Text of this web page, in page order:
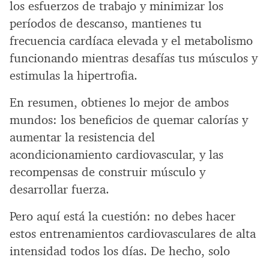
los esfuerzos de trabajo y minimizar los
períodos de descanso, mantienes tu
frecuencia cardíaca elevada y el metabolismo
funcionando mientras desafías tus músculos y
estimulas la hipertrofia.
En resumen, obtienes lo mejor de ambos
mundos: los beneficios de quemar calorías y
aumentar la resistencia del
acondicionamiento cardiovascular, y las
recompensas de construir músculo y
desarrollar fuerza.
Pero aquí está la cuestión: no debes hacer
estos entrenamientos cardiovasculares de alta
intensidad todos los días. De hecho, solo